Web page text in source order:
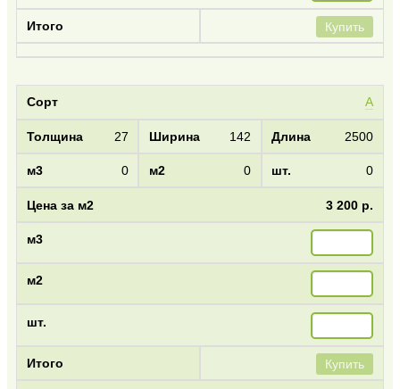
Купить
А
27 142 2500
0 0 0
3 200 р.
Купить